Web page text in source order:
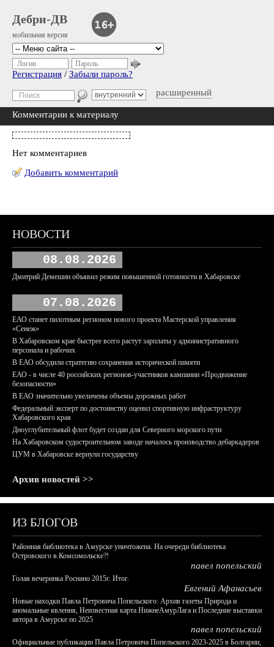
Дебри-ДВ
мобильная версия
расширенный
Логин Пароль
Регистрация / Забыли пароль?
Комментарии к материалу
Нет комментариев
Добавить комментарий
НОВОСТИ
08.08.2026
Дмитрий Демешин объявил режим повышенной готовности в Хабаровске
07.08.2026
ЕАО станет пилотным регионом нового проекта Мастерской управления
«Сенеж»
В Хабаровском крае быстрее всего растут зарплаты у административного
персонала и рабочих
В ЕАО обсудили стратегию сохранения исторической памяти
ЕАО - в числе 40 российских регионов-участников кампании «Продвижение
безопасности»
В ЕАО значительно увеличены объемы дорожных работ
Федеральный эксперт по достоинству оценил спортивную инфраструктуру
Хабаровского края
Дноуглубительный флот будет создан для Северного морского пути
На Хабаровском судостроительном заводе началось производство дебаркадеров
ЦУМ в Хабаровске вернули государству
Архив новостей >>
ИЗ БЛОГОВ
Районная библиотека в Амурске уничтожена. На очереди библиотека
Островского в Комсомольске?!
павел попельский
Голая вечеринка Роснано 2015г. Итог.
Евгений Афанасьев
Новые находки Павла Петровича Попельского: Архив газеты Природа и
аномальные явления, Неизвестная карта НижнеАмурЛага и Последние выставки
автора в Амурске по 2025
павел попельский
Официальные публикации Павла Петровича Попельского 2023-2025 в Болгарии,